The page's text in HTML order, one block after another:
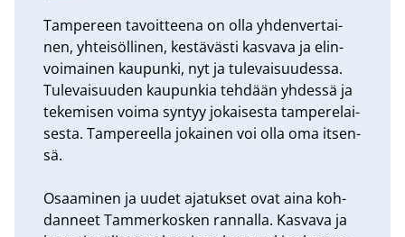
Tam­pe­reen ta­voit­tee­na on olla yh­den­ver­tai­
nen, yh­tei­söl­li­nen, kes­tä­väs­ti kas­va­va ja elin­
voi­mai­nen kau­pun­ki, nyt ja tu­le­vai­suu­des­sa.
Tu­le­vai­suu­den kau­pun­kia teh­dään yh­des­sä ja
te­ke­mi­sen voima syn­tyy jo­kai­ses­ta tam­pe­re­lai­
ses­ta. Tam­pe­reel­la jo­kai­nen voi olla oma it­sen­
sä.
Osaa­mi­nen ja uudet aja­tuk­set ovat aina koh­
dan­neet Tam­mer­kos­ken ran­nal­la. Kas­va­va ja